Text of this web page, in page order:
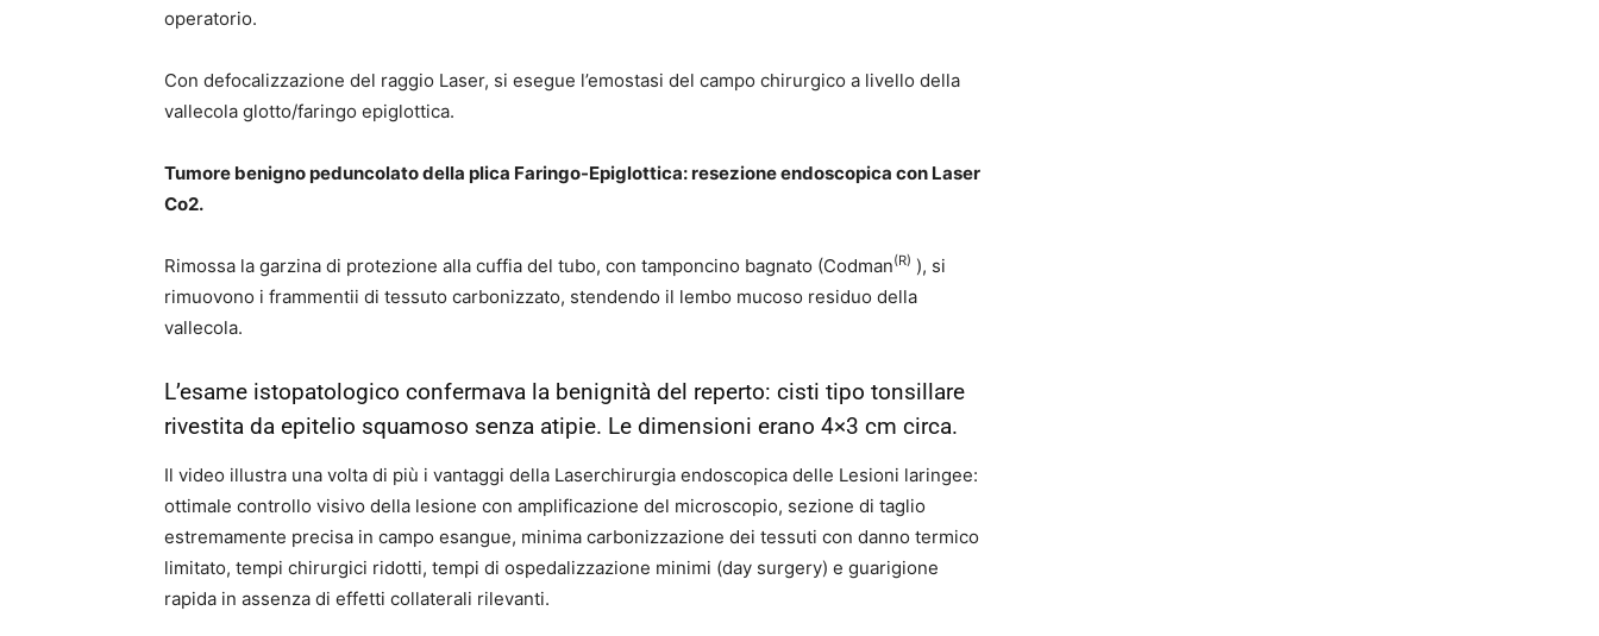
operatorio.
Con defocalizzazione del raggio Laser, si esegue l’emostasi del campo chirurgico a livello della
vallecola glotto/faringo epiglottica.
Tumore benigno peduncolato della plica Faringo-Epiglottica: resezione endoscopica con Laser
Co2.
Rimossa la garzina di protezione alla cuffia del tubo, con tamponcino bagnato (Codman(R) ), si
rimuovono i frammentii di tessuto carbonizzato, stendendo il lembo mucoso residuo della
vallecola.
L’esame istopatologico confermava la benignità del reperto: cisti tipo tonsillare
rivestita da epitelio squamoso senza atipie. Le dimensioni erano 4×3 cm circa.
Il video illustra una volta di più i vantaggi della Laserchirurgia endoscopica delle Lesioni laringee:
ottimale controllo visivo della lesione con amplificazione del microscopio, sezione di taglio
estremamente precisa in campo esangue, minima carbonizzazione dei tessuti con danno termico
limitato, tempi chirurgici ridotti, tempi di ospedalizzazione minimi (day surgery) e guarigione
rapida in assenza di effetti collaterali rilevanti.